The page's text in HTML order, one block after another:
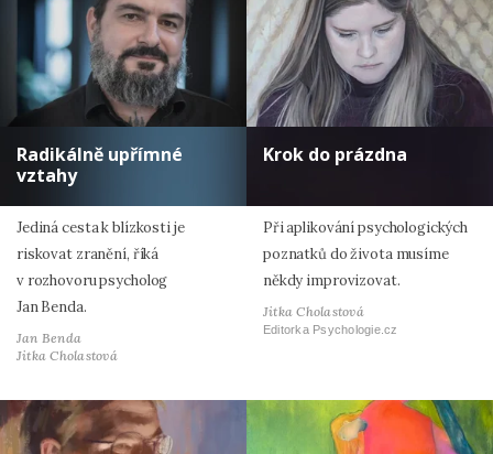
Radikálně upřímné
vztahy
Jediná cesta k blízkosti je
riskovat zranění, říká
v rozhovoru psycholog
Jan Benda.
Jan Benda
Jitka Cholastová
Krok do prázdna
Při aplikování psychologických
poznatků do života musíme
někdy improvizovat.
Jitka Cholastová
Editorka Psychologie.cz